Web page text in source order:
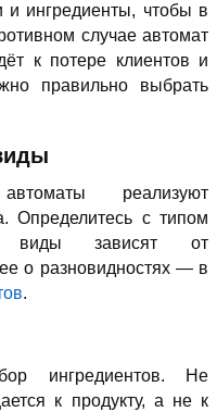
и ингредиенты, чтобы в
случае автомат
к потере клиентов и
правильно выбрать
реализуют
Определитесь с типом
виды зависят от
о разновидностях — в
.
ингредиентов. Не
к продукту, а не к